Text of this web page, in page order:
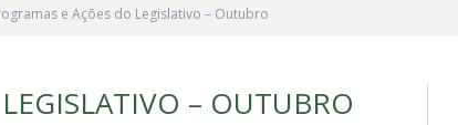
e Ações do Legislativo – Outubro
– OUTUBRO